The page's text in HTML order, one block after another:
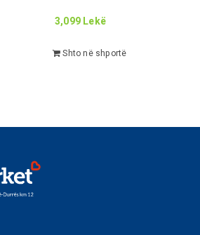
3,099Lekë
Shto në shportë